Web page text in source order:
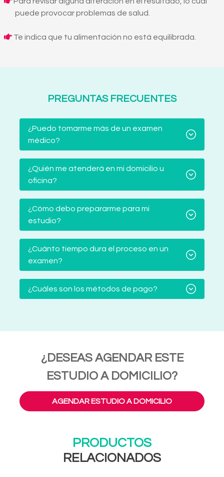
puede provocar problemas de salud.
Te indica que tu alimentación no está equilibrada.
PREGUNTAS FRECUENTES
¿Puedo tomarme más de un examen
médico?
¿Quién me atenderá en mi domicilio u
oficina?
¿Cómo debo prepararme para mi
estudio?
¿Cuánto tiempo dura el proceso en un
examen?
¿Cuáles son los métodos de pago?
¿DESEAS AGENDAR ESTE
ESTUDIO A DOMICILIO?
AGENDAR ESTUDIO A DOMICILIO
PRODUCTOS
RELACIONADOS